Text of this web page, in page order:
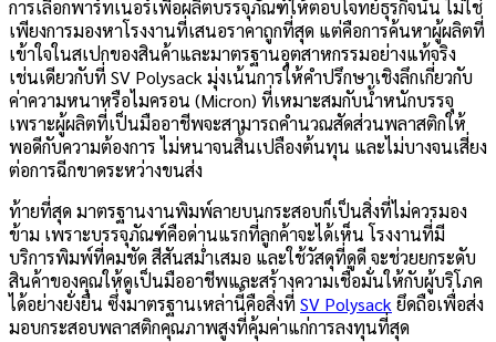
การเลือกพาร์ทเนอร์เพื่อผลิตบรรจุภัณฑ์ให้ตอบโจทย์ธุรกิจนั้น ไม่ใช่
เพียงการมองหาโรงงานที่เสนอราคาถูกที่สุด แต่คือการค้นหาผู้ผลิตที่
เข้าใจในสเปกของสินค้าและมาตรฐานอุตสาหกรรมอย่างแท้จริง
เช่นเดียวกับที่ SV Polysack มุ่งเน้นการให้คำปรึกษาเชิงลึกเกี่ยวกับ
ค่าความหนาหรือไมครอน (Micron) ที่เหมาะสมกับน้ำหนักบรรจุ
เพราะผู้ผลิตที่เป็นมืออาชีพจะสามารถคำนวณสัดส่วนพลาสติกให้
พอดีกับความต้องการ ไม่หนาจนสิ้นเปลืองต้นทุน และไม่บางจนเสี่ยง
ต่อการฉีกขาดระหว่างขนส่ง
ท้ายที่สุด มาตรฐานงานพิมพ์ลายบนกระสอบก็เป็นสิ่งที่ไม่ควรมอง
ข้าม เพราะบรรจุภัณฑ์คือด่านแรกที่ลูกค้าจะได้เห็น โรงงานที่มี
บริการพิมพ์ที่คมชัด สีสันสม่ำเสมอ และใช้วัสดุที่ดูดี จะช่วยยกระดับ
สินค้าของคุณให้ดูเป็นมืออาชีพและสร้างความเชื่อมั่นให้กับผู้บริโภค
ได้อย่างยั่งยืน ซึ่งมาตรฐานเหล่านี้คือสิ่งที่ SV Polysack ยึดถือเพื่อส่ง
มอบกระสอบพลาสติกคุณภาพสูงที่คุ้มค่าแก่การลงทุนที่สุด